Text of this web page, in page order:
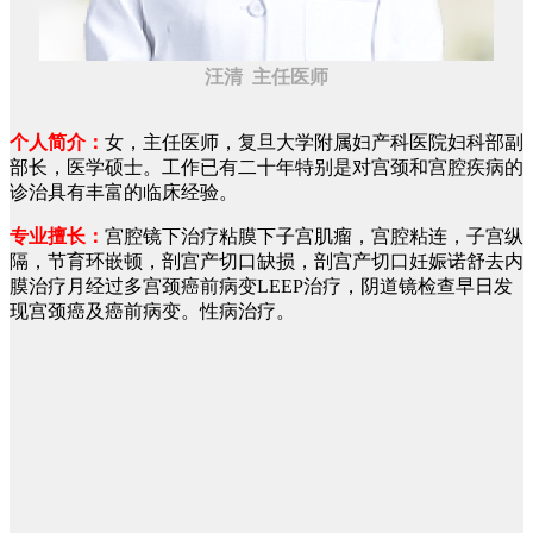
汪清 主任医师
个人简介： 女，主任医师，复旦大学附属妇产科医院妇科部副
部长，医学硕士。工作已有二十年特别是对宫颈和宫腔疾病的
诊治具有丰富的临床经验。
专业擅长： 宫腔镜下治疗粘膜下子宫肌瘤，宫腔粘连，子宫纵
隔，节育环嵌顿，剖宫产切口缺损，剖宫产切口妊娠诺舒去内
膜治疗月经过多宫颈癌前病变LEEP治疗，阴道镜检查早日发
现宫颈癌及癌前病变。性病治疗。